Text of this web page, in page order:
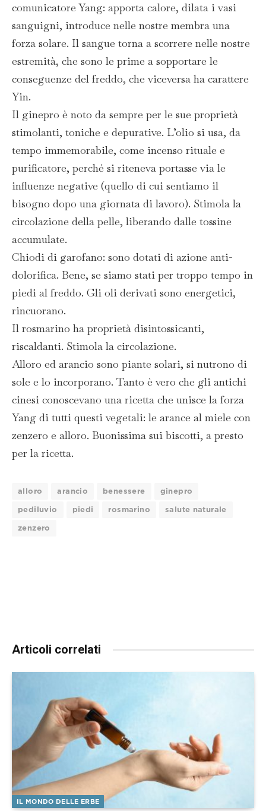
comunicatore Yang: apporta calore, dilata i vasi
sanguigni, introduce nelle nostre membra una
forza solare. Il sangue torna a scorrere nelle nostre
estremità, che sono le prime a sopportare le
conseguenze del freddo, che viceversa ha carattere
Yin.
Il ginepro è noto da sempre per le sue proprietà
stimolanti, toniche e depurative. L’olio si usa, da
tempo immemorabile, come incenso rituale e
purificatore, perché si riteneva portasse via le
influenze negative (quello di cui sentiamo il
bisogno dopo una giornata di lavoro). Stimola la
circolazione della pelle, liberando dalle tossine
accumulate.
Chiodi di garofano: sono dotati di azione anti-
dolorifica. Bene, se siamo stati per troppo tempo in
piedi al freddo. Gli oli derivati sono energetici,
rincuorano.
Il rosmarino ha proprietà disintossicanti,
riscaldanti. Stimola la circolazione.
Alloro ed arancio sono piante solari, si nutrono di
sole e lo incorporano. Tanto è vero che gli antichi
cinesi conoscevano una ricetta che unisce la forza
Yang di tutti questi vegetali: le arance al miele con
zenzero e alloro. Buonissima sui biscotti, a presto
per la ricetta.
alloro arancio benessere ginepro
pediluvio piedi rosmarino salute naturale
zenzero
Articoli correlati
IL MONDO DELLE ERBE